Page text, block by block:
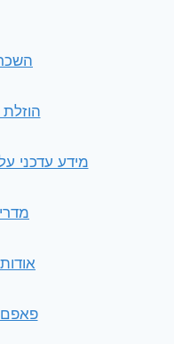
מידע עדכני על
פאפם